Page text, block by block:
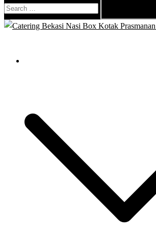
Search
for: